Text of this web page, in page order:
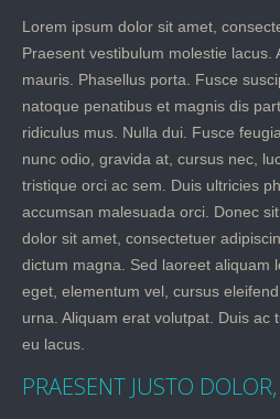
Lorem ipsum dolor sit amet,
Praesent vestibulum molestie
mauris. Phasellus porta. Fusce
natoque penatibus et magnis dis
ridiculus mus. Nulla dui. Fusce
nunc odio, gravida at, cursus nec,
tristique orci ac sem. Duis ultricies
accumsan malesuada orci. Donec
dolor sit amet, consectetuer
dictum magna. Sed laoreet aliquam
eget, elementum vel, cursus
urna. Aliquam erat volutpat. Duis ac
eu lacus.
PRAESENT JUSTO